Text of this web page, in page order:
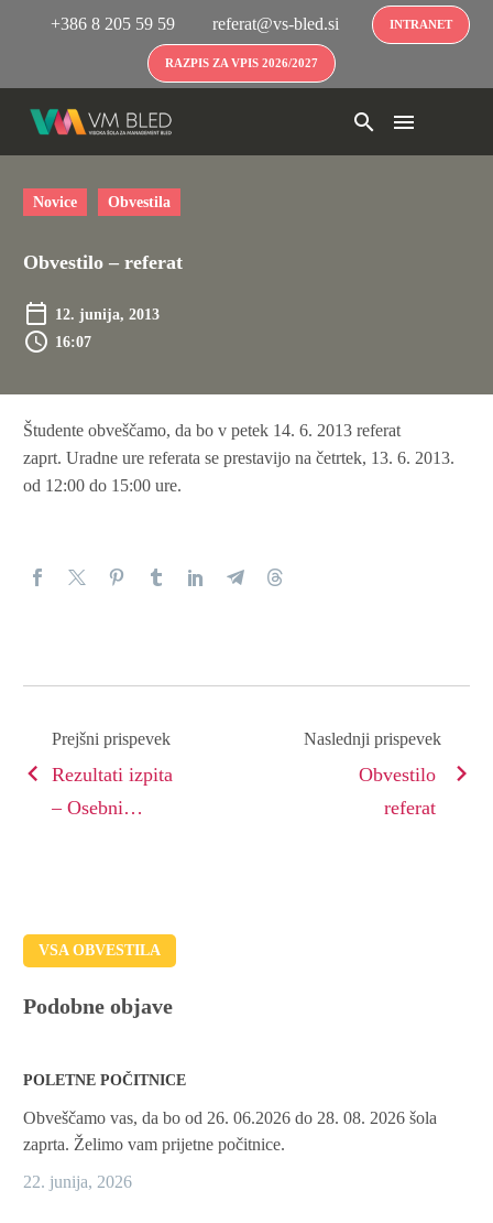
+386 8 205 59 59 referat@vs-bled.si INTRANET
RAZPIS ZA VPIS 2026/2027
Novice Obvestila
Obvestilo – referat
12. junija, 2013
16:07
Študente obveščamo, da bo v petek 14. 6. 2013 referat
zaprt. Uradne ure referata se prestavijo na četrtek, 13. 6. 2013.
od 12:00 do 15:00 ure.
Prejšni prispevek
Rezultati izpita
– Osebni
Naslednji prispevek
Obvestilo
referat
VSA OBVESTILA
Podobne objave
POLETNE POČITNICE
Obveščamo vas, da bo od 26. 06.2026 do 28. 08. 2026 šola
zaprta. Želimo vam prijetne počitnice.
22. junija, 2026